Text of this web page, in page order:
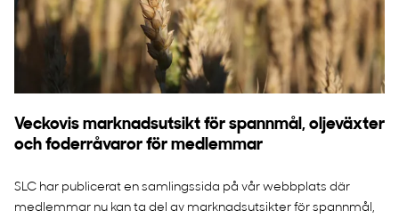
Veckovis marknadsutsikt för spannmål, oljeväxter
och foderråvaror för medlemmar
SLC har publicerat en samlingssida på vår webbplats där
medlemmar nu kan ta del av marknadsutsikter för spannmål,